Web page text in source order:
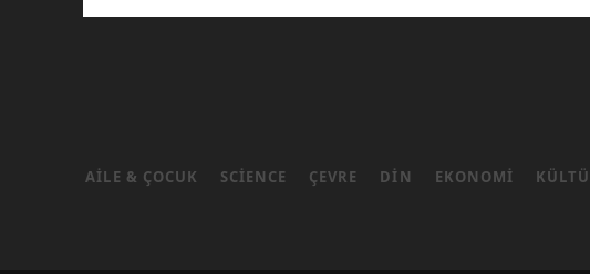
AILE & ÇOCUK SCIENCE ÇEVRE DIN EKONOMI